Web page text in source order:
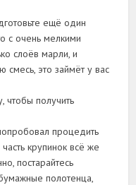
ещё один
с очень мелкими
слоёв марли, и
это займёт у вас
чтобы получить
процедить
крупинок всё же
постарайтесь
полотенца,